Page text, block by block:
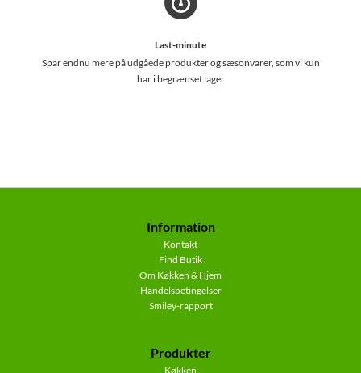
Last-minute
Spar endnu mere på udgåede produkter og sæsonvarer, som vi kun
har i begrænset lager
Information
Kontakt
Find Butik
Om Køkken & Hjem
Handelsbetingelser
Smiley-rapport
Produkter
Køkken